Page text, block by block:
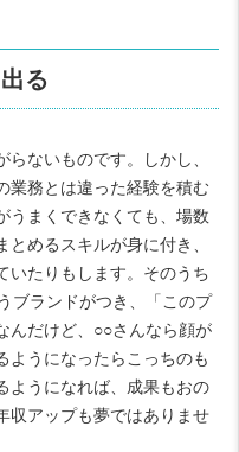
る
ないものです。しかし、
業務とは違った経験を積む
うまくできなくても、場数
めるスキルが身に付き、
いたりもします。そのうち
ブランドがつき、「このプ
んだけど、○○さんなら顔が
ようになったらこっちのも
ようになれば、成果もおの
収アップも夢ではありませ